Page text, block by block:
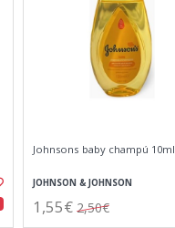
Johnsons baby champú 10ml
JOHNSON & JOHNSON
1,55€ 2,50€